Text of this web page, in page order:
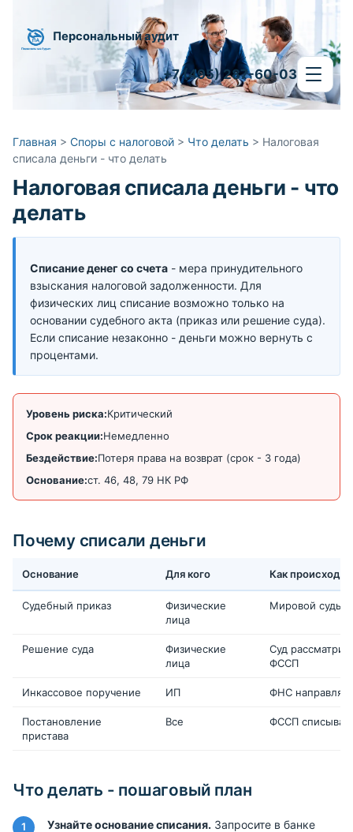
Персональный аудит
+7 (495) 287-60-03
Главная > Споры с налоговой > Что делать > Налоговая
списала деньги - что делать
Налоговая списала деньги - что
делать
Списание денег со счета - мера принудительного
взыскания налоговой задолженности. Для
физических лиц списание возможно только на
основании судебного акта (приказ или решение суда).
Если списание незаконно - деньги можно вернуть с
процентами.
Уровень риска:Критический
Срок реакции:Немедленно
Бездействие:Потеря права на возврат (срок - 3 года)
Основание:ст. 46, 48, 79 НК РФ
Почему списали деньги
Основание Для кого Как происходит
Судебный приказ
Физические
лица
Мировой судья
Решение суда
Физические
лица
Суд
ФССП
Инкассовое поручение ИП ФНС
Постановление
пристава
Все ФССП
Что делать - пошаговый план
Узнайте основание списания. Запросите в банке